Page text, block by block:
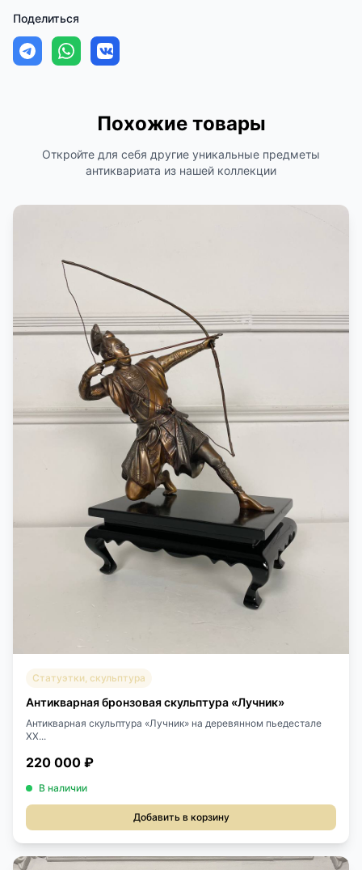
Поделиться
Похожие товары
Откройте для себя другие уникальные предметы
антиквариата из нашей коллекции
Статуэтки, скульптура
Антикварная бронзовая скульптура «Лучник»
Антикварная скульптура «Лучник» на деревянном пьедестале
XX...
220 000 ₽
В наличии
Добавить в корзину